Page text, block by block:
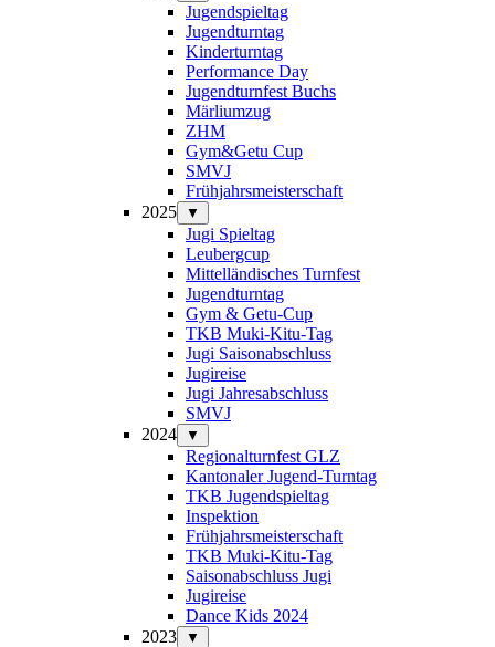
Jugendspieltag
Jugendturntag
Kinderturntag
Performance Day
Jugendturnfest Buchs
Märliumzug
ZHM
Gym&Getu Cup
SMVJ
Frühjahrsmeisterschaft
2025
▼
Jugi Spieltag
Leubergcup
Mittelländisches Turnfest
Jugendturntag
Gym & Getu-Cup
TKB Muki-Kitu-Tag
Jugi Saisonabschluss
Jugireise
Jugi Jahresabschluss
SMVJ
2024
▼
Regionalturnfest GLZ
Kantonaler Jugend-Turntag
TKB Jugendspieltag
Inspektion
Frühjahrsmeisterschaft
TKB Muki-Kitu-Tag
Saisonabschluss Jugi
Jugireise
Dance Kids 2024
2023
▼